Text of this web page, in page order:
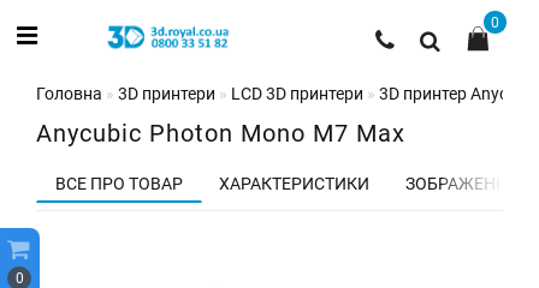
0
0
Головна 3D принтери LCD 3D принтери 3D принтер
Anycubic Photon Mono M7 Max
ВСЕ ПРО ТОВАР ХАРАКТЕРИСТИКИ ЗОБРАЖЕННЯ